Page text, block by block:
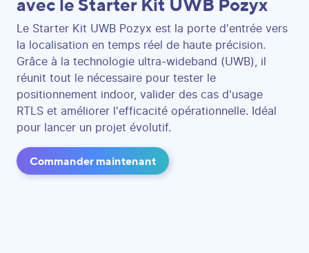
avec le Starter Kit UWB Pozyx
Le Starter Kit UWB Pozyx est la porte d'entrée vers
la localisation en temps réel de haute précision.
Grâce à la technologie ultra-wideband (UWB), il
réunit tout le nécessaire pour tester le
positionnement indoor, valider des cas d'usage
RTLS et améliorer l'efficacité opérationnelle. Idéal
pour lancer un projet évolutif.
Commander maintenant